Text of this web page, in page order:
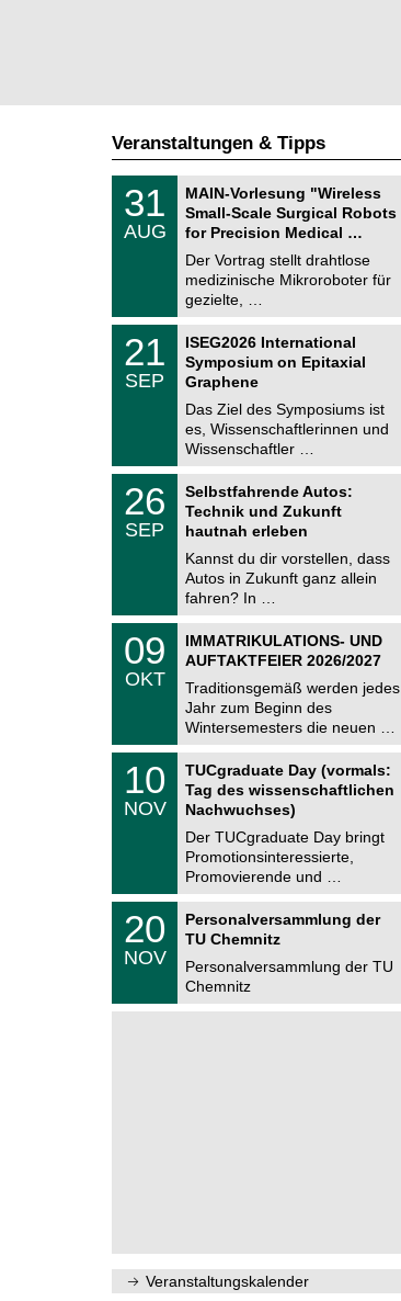
Veranstaltungen & Tipps
t
z
3
1
0
2
6
31
AUG
MAIN-Vorlesung "Wireless
Small-Scale Surgical Robots
for Precision Medical …
Der Vortrag stellt drahtlose
medizinische Mikroroboter für
gezielte, …
t
z
2
1
.
0
2
6
21
SEP
ISEG2026 International
Symposium on Epitaxial
Graphene
Das Ziel des Symposiums ist
es, Wissenschaftlerinnen und
Wissenschaftler …
t
z
2
6
.
0
2
6
26
SEP
Selbstfahrende Autos:
Technik und Zukunft
hautnah erleben
Kannst du dir vorstellen, dass
Autos in Zukunft ganz allein
fahren? In …
i
0
9
1
0
2
09
OKT
IMMATRIKULATIONS- UND
AUFTAKTFEIER 2026/2027
Traditionsgemäß werden jedes
Jahr zum Beginn des
Wintersemesters die neuen …
ü
r
s
n
N
1
.
1
2
6
10
NOV
TUCgraduate Day (vormals:
Tag des wissenschaftlichen
Nachwuchses)
Der TUCgraduate Day bringt
Promotionsinteressierte,
Promovierende und …
n
2
0
.
1
2
20
NOV
Personalversammlung der
TU Chemnitz
Personalversammlung der TU
Chemnitz
Veranstaltungskalender